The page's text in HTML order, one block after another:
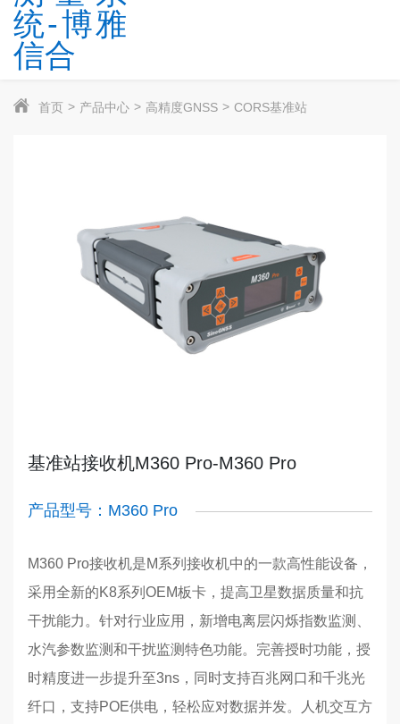
首页 产品中心 高精度GNSS CORS基准站
基准站接收机M360 Pro-M360 Pro
产品型号：M360 Pro
M360 Pro接收机是M系列接收机中的一款高性能设备，
采用全新的K8系列OEM板卡，提高卫星数据质量和抗
干扰能力。针对行业应用，新增电离层闪烁指数监测、
水汽参数监测和干扰监测特色功能。完善授时功能，授
时精度进一步提升至3ns，同时支持百兆网口和千兆光
纤口，支持POE供电，轻松应对数据并发。人机交互方